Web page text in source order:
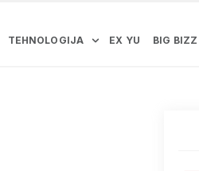
TEHNOLOGIJA EX YU BIG BIZZ